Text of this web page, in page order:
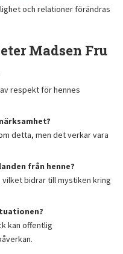
och relationer förändras
Madsen Fru
respekt för hennes
detta, men det verkar vara
från henne?
bidrar till mystiken kring
kan offentlig